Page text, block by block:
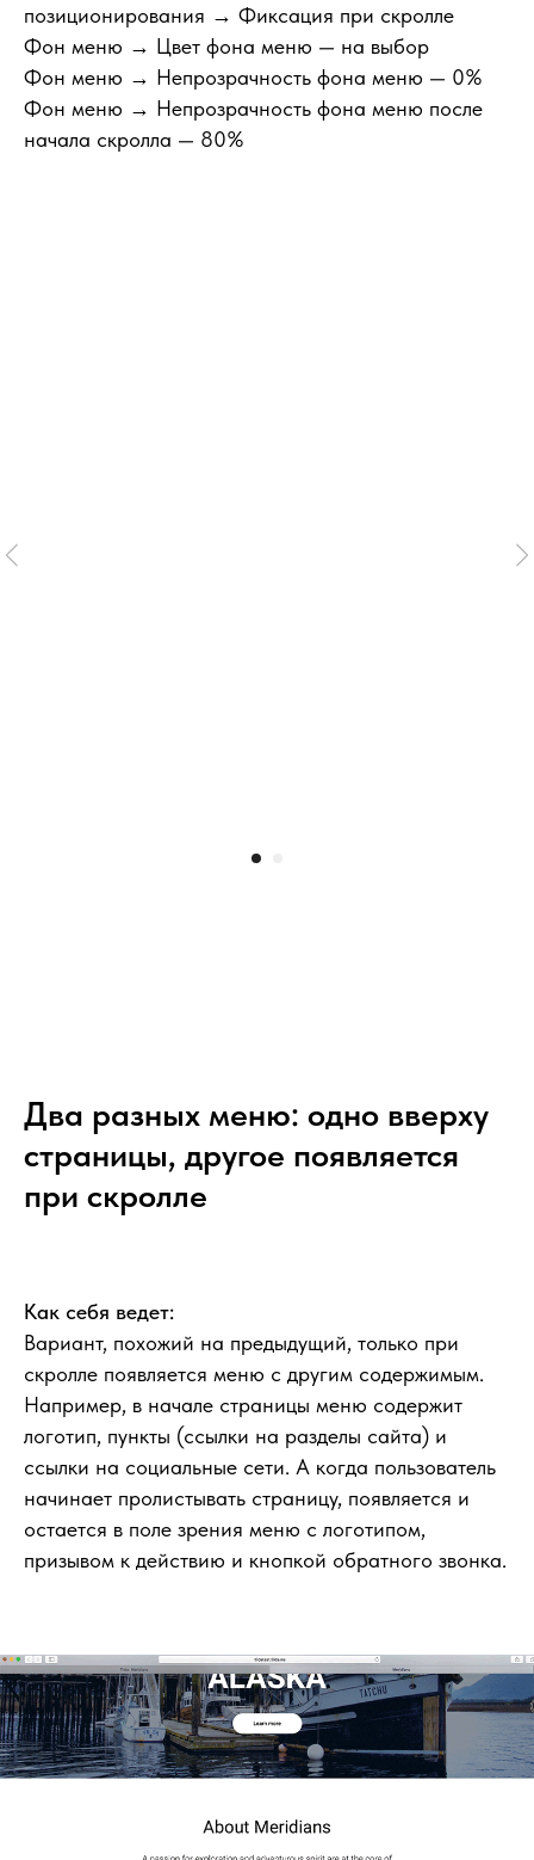
позиционирования → Фиксация при скролле
Фон меню → Цвет фона меню — на выбор
Фон меню → Непрозрачность фона меню — 0%
Фон меню → Непрозрачность фона меню после
начала скролла — 80%
Два разных меню: одно вверху
страницы, другое появляется
при скролле
Как себя ведет:
Вариант, похожий на предыдущий, только при
скролле появляется меню с другим содержимым.
Например, в начале страницы меню содержит
логотип, пункты (ссылки на разделы сайта) и
ссылки на социальные сети. А когда пользователь
начинает пролистывать страницу, появляется и
остается в поле зрения меню с логотипом,
призывом к действию и кнопкой обратного звонка.